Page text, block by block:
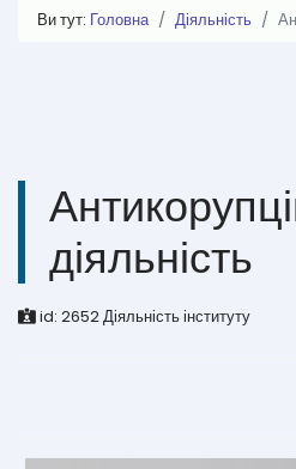
Ви тут: Головна Діяльність
діяльність
id: 2652Діяльність інституту